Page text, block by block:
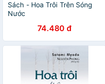
Sách - Hoa Trôi Trên Sóng
Nước
74.480 đ